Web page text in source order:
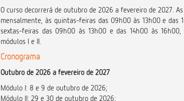
O curso decorrerá de outubro de 2026 a fevereiro de 2027.
mensalmente, às quintas-feiras das 09h00 às 13h00 e das
sextas-feiras das 09h00 às 13h00 e das 14h00 às 16h00,
módulos I e II.
Cronograma
Outubro de 2026 a fevereiro de 2027
Módulo I: 8 e 9 de outubro de 2026;
Módulo II: 29 e 30 de outubro de 2026;